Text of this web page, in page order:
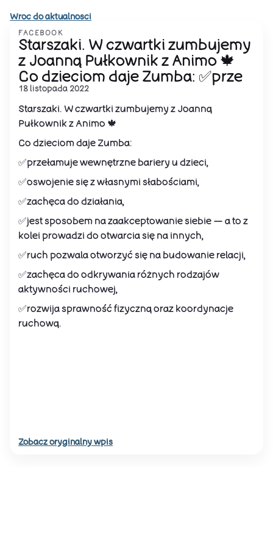
Wroc do aktualnosci
FACEBOOK
Starszaki. W czwartki zumbujemy
z Joanną Pułkownik z Animo 🍁
Co dzieciom daje Zumba: ✅prze
18 listopada 2022
Starszaki. W czwartki zumbujemy z Joanną
Pułkownik z Animo 🍁
Co dzieciom daje Zumba:
✅przełamuje wewnętrzne bariery u dzieci,
✅oswojenie się z własnymi słabościami,
✅zachęca do działania,
✅jest sposobem na zaakceptowanie siebie — a to z
kolei prowadzi do otwarcia się na innych,
✅ruch pozwala otworzyć się na budowanie relacji,
✅zachęca do odkrywania różnych rodzajów
aktywności ruchowej,
✅rozwija sprawność fizyczną oraz koordynacje
ruchową.
Zobacz oryginalny wpis